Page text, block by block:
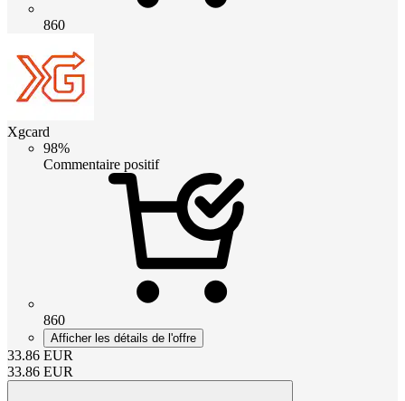
860
Xgcard
98%
Commentaire positif
860
Afficher les détails de l'offre
33.86 EUR
33.86 EUR